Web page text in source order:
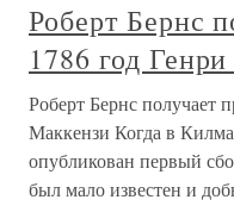
Роберт Бернс
1786 год
Роберт Бернс получает
Маккензи Когда в
опубликован первый
был мало известен и